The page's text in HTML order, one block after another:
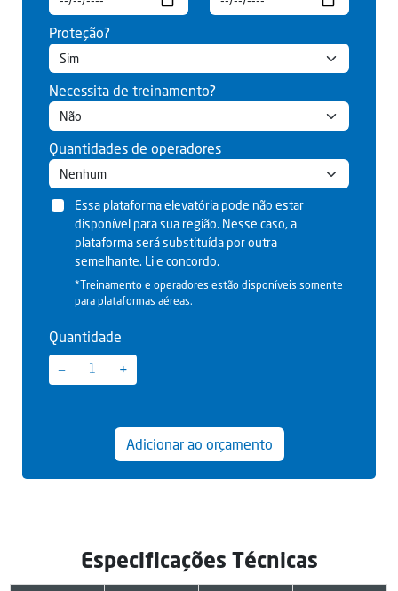
Proteção?
Necessita de treinamento?
Quantidades de operadores
Essa plataforma elevatória pode não estar
disponível para sua região. Nesse caso, a
plataforma será substituída por outra
semelhante. Li e concordo.
*Treinamento e operadores estão disponíveis somente
para plataformas aéreas.
Quantidade
−
+
Adicionar ao orçamento
Especificações Técnicas